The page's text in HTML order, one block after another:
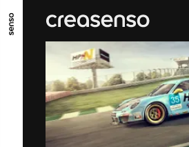
ALLER AU CONTENU PRINCIPAL
ALLER AU MENU PRINCIPAL
ALLER EN BAS DE PAGE